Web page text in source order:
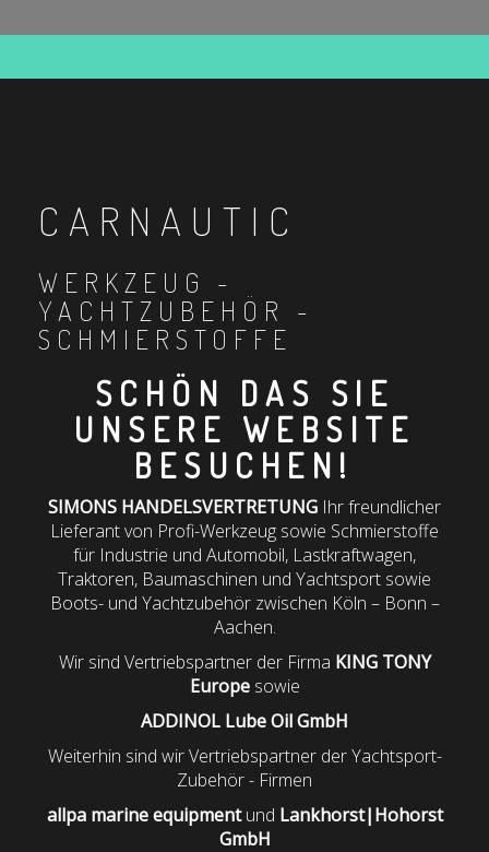
CARNAUTIC
WERKZEUG -
YACHTZUBEHÖR -
SCHMIERSTOFFE
SCHÖN DAS SIE
UNSERE WEBSITE
BESUCHEN!
SIMONS HANDELSVERTRETUNG Ihr freundlicher
Lieferant von Profi-Werkzeug sowie Schmierstoffe
für Industrie und Automobil, Lastkraftwagen,
Traktoren, Baumaschinen und Yachtsport sowie
Boots- und Yachtzubehör zwischen Köln – Bonn –
Aachen.
Wir sind Vertriebspartner der Firma KING TONY
Europesowie
ADDINOL Lube Oil GmbH
Weiterhin sind wir Vertriebspartner der Yachtsport-
Zubehör - Firmen
allpa marine equipmentund Lankhorst|Hohorst
GmbH